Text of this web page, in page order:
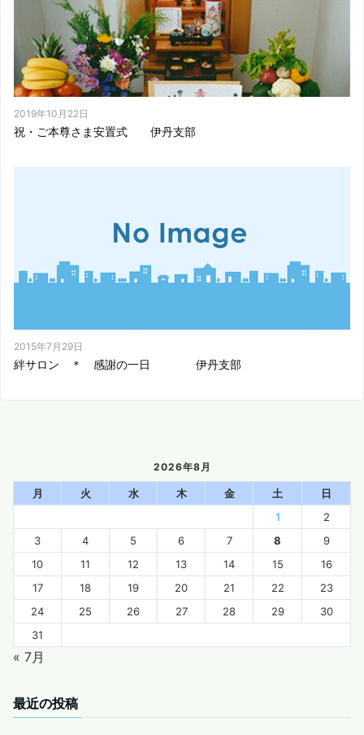
2019年10月22日
祝・ご本尊さま安置式 伊丹支部
2015年7月29日
絆サロン ＊ 感謝の一日 伊丹支部
2026年8月
月 火 水 木 金 土
日
1
2
3
4 5 6 7 8
9
10
11 12 13 14 15
16
17
18 19 20 21 22
23
24
25 26 27 28 29
30
31
« 7月
最近の投稿